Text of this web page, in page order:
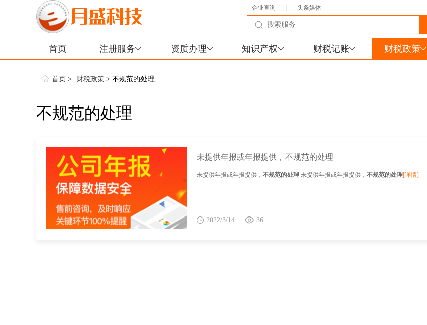
企业查询 头条媒体
首页 注册服务 资质办理 知识产权 财税记账 财税政策
首页 > 财税政策 > 不规范的处理
不规范的处理
未提供年报或年报提供，不规范的处理
未提供年报或年报提供， 不规范的处理 未提供年报或年报提供， 不规范的处理[详情]
2022/3/14 36